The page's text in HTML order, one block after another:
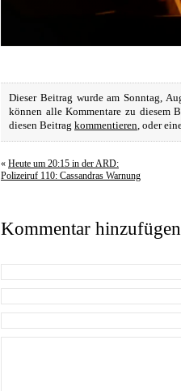
Dieser Beitrag wurde am Sonntag,
können alle Kommentare zu diesem
diesen Beitrag kommentieren, oder
« Heute um 20:15 in der ARD:
Polizeiruf 110: Cassandras Warnung
Kommentar hinzufügen